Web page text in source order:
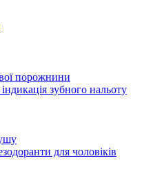
порожнини
зубного нальоту
для чоловіків